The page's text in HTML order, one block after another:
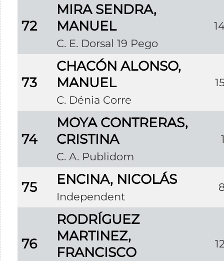
72
MIRA SENDRA,
MANUEL
C. E. Dorsal 19 Pego
73
CHACÓN ALONSO,
MANUEL
C. Dénia Corre
74
MOYA CONTRERAS,
CRISTINA
C. A. Publidom
75 ENCINA, NICOLÁS
Independent
76
RODRÍGUEZ
MARTINEZ,
FRANCISCO